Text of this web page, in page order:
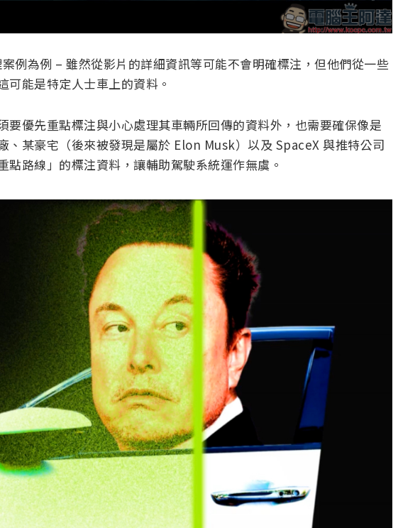
例為例 – 雖然從影片的詳細資訊等可能不會明確標注，但他們從一些
可能是特定人士車上的資料。
要優先重點標注與小心處理其車輛所回傳的資料外，也需要確保像是
、某豪宅（後來被發現是屬於 Elon Musk）以及 SpaceX 與推特公司
點路線」的標注資料，讓輔助駕駛系統運作無虞。